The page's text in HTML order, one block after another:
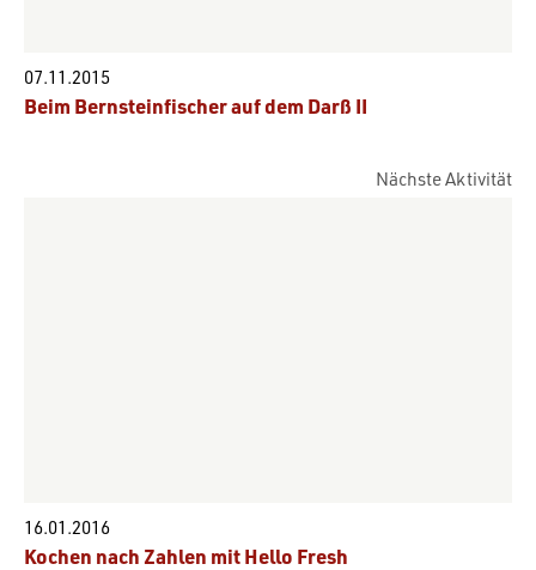
07.11.2015
Beim Bernsteinfischer auf dem Darß II
Nächste Aktivität
16.01.2016
Kochen nach Zahlen mit Hello Fresh